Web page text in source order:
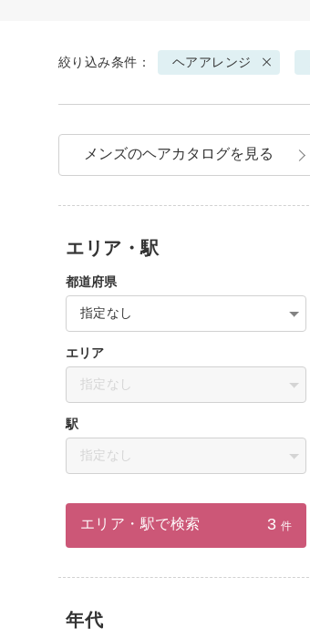
絞り込み条件： ヘアアレンジ
メンズのヘアカタログを見る
エリア・駅
都道府県
指定なし
エリア
指定なし
駅
指定なし
エリア・駅で検索 3 件
年代